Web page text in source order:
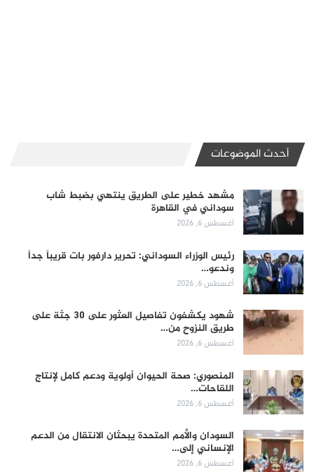
أحدث الموضوعات
مشهد خطير على الطريق ينتهي بضبط شاب
سوداني في القاهرة
أغسطس 6, 2026
رئيس الوزراء السوداني: تحرير دارفور بات قريباً جداً
وندعو…
أغسطس 6, 2026
شهود يكشفون تفاصيل العثور على 30 جثة على
طريق النزوح من…
أغسطس 6, 2026
المنصوري: صحة الحيوان أولوية ودعم كامل لإنتاج
اللقاحات…
أغسطس 6, 2026
السودان والأمم المتحدة يبحثان الانتقال من الدعم
الإنساني إلى…
أغسطس 6, 2026